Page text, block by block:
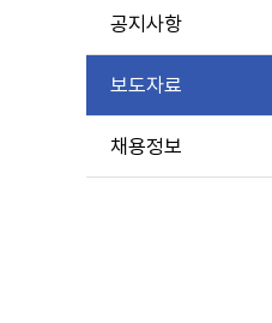
공지사항
보도자료
채용정보